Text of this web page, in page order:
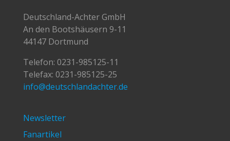
Deutschland-Achter GmbH
An den Bootshäusern 9-11
44147 Dortmund
Telefon: 0231-985125-11
Telefax: 0231-985125-25
info@deutschlandachter.de
Newsletter
Fanartikel